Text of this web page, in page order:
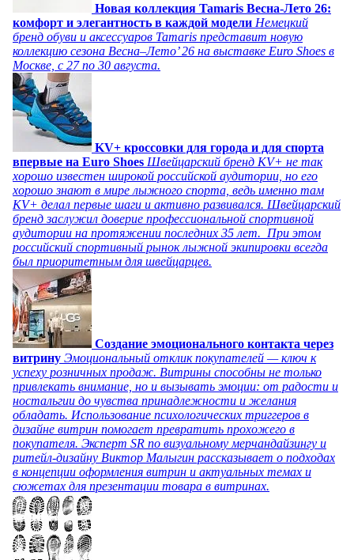
Новая коллекция Tamaris Весна-Лето 26:
комфорт и элегантность в каждой модели Немецкий
бренд обуви и аксессуаров Tamaris представит новую
коллекцию сезона Весна–Лето’ 26 на выставке Euro Shoes в
Москве, с 27 по 30 августа.
KV+ кроссовки для города и для спорта
впервые на Euro Shoes Швейцарский бренд KV+ не так
хорошо известен широкой российской аудитории, но его
хорошо знают в мире лыжного спорта, ведь именно там
KV+ делал первые шаги и активно развивался. Швейцарский
бренд заслужил доверие профессиональной спортивной
аудитории на протяжении последних 35 лет. При этом
российский спортивный рынок лыжной экипировки всегда
был приоритетным для швейцарцев.
Создание эмоционального контакта через
витрину Эмоциональный отклик покупателей — ключ к
успеху розничных продаж. Витрины способны не только
привлекать внимание, но и вызывать эмоции: от радости и
ностальгии до чувства принадлежности и желания
обладать. Использование психологических триггеров в
дизайне витрин помогает превратить прохожего в
покупателя. Эксперт SR по визуальному мерчандайзингу и
ритейл-дизайну Виктор Малыгин рассказывает о подходах
в концепции оформления витрин и актуальных темах и
сюжетах для презентации товара в витринах.